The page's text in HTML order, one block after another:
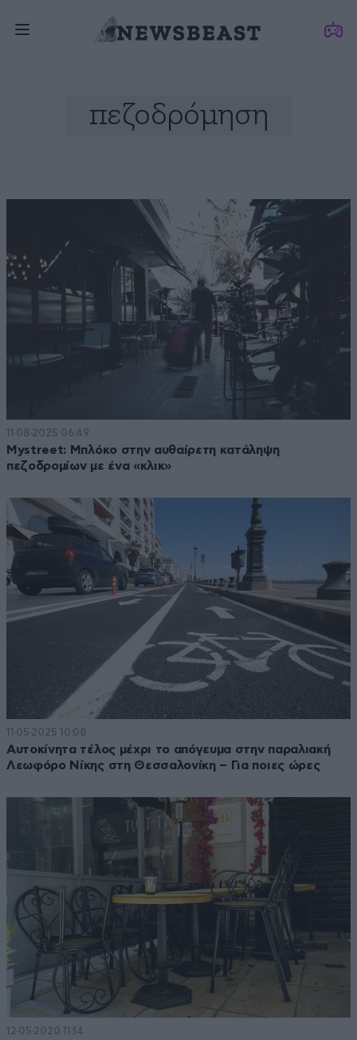
πεζοδρόμηση
11·08·2025 06:49
Mystreet: Μπλόκο στην αυθαίρετη κατάληψη
πεζοδρομίων με ένα «κλικ»
11·05·2025 10:08
Αυτοκίνητα τέλος μέχρι το απόγευμα στην παραλιακή
Λεωφόρο Νίκης στη Θεσσαλονίκη – Για ποιες ώρες
12·05·2020 11:14